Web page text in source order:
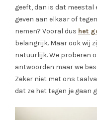
geeft, dan is dat meestal
geven aan elkaar of
nemen? Vooral dus het
belangrijk. Maar ook wij
natuurlijk. We proberen
antwoorden maar we
Zeker niet met ons
dat ze het tegen je gaan